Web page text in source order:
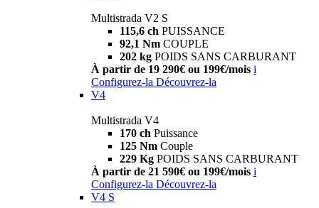
Multistrada V2 S
115,6 ch PUISSANCE
92,1 Nm COUPLE
202 kg POIDS SANS CARBURANT
À partir de 19 290€ ou 199€/mois i
Configurez-la Découvrez-la
V4
Multistrada V4
170 ch Puissance
125 Nm Couple
229 Kg POIDS SANS CARBURANT
À partir de 21 590€ ou 199€/mois i
Configurez-la Découvrez-la
V4 S